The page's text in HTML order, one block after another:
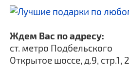
Ждем Вас по адресу:
ст. метро Подбельского
Открытое шоссе, д.9, стр.1,